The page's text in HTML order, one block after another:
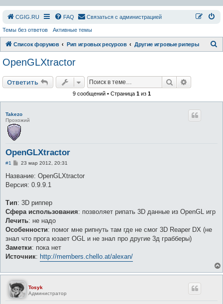
СGIG.RU FAQ Связаться с администрацией
Темы без ответов Активные темы
Список форумов Рип игровых ресурсов Другие игровые риперы
OpenGLXtractor
Ответить Поиск
9 сообщений • Страница 1из 1
Takezo
Прохожий
OpenGLXtractor
#1
С
о
щ
и
е
23 мар 2012, 20:31
Название: OpenGLXtractor
Версия: 0.9.9.1
Тип: 3D риппер
Сфера использования: позволяет рипать 3D данные из OpenGL игр
Лечить: не надо
Особенности: помог мне рипнуть там где не смог 3D Reaper DX (не
знал что прога юзает OGL и не знал про другие 3д грабберы)
Заметки: пока нет
Источник: http://members.chello.at/alexan/
Tosyk
Администратор